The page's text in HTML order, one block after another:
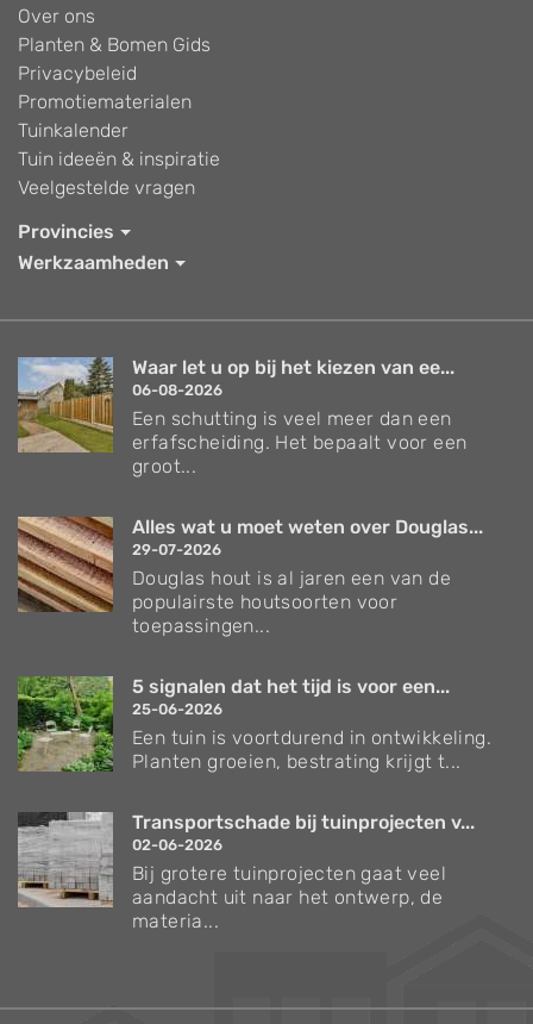
Over ons
Planten & Bomen Gids
Privacybeleid
Promotiematerialen
Tuinkalender
Tuin ideeën & inspiratie
Veelgestelde vragen
Provincies
Werkzaamheden
Waar let u op bij het kiezen van ee...
06-08-2026
Een schutting is veel meer dan een
erfafscheiding. Het bepaalt voor een
groot...
Alles wat u moet weten over Douglas...
29-07-2026
Douglas hout is al jaren een van de
populairste houtsoorten voor
toepassingen...
5 signalen dat het tijd is voor een...
25-06-2026
Een tuin is voortdurend in ontwikkeling.
Planten groeien, bestrating krijgt t...
Transportschade bij tuinprojecten v...
02-06-2026
Bij grotere tuinprojecten gaat veel
aandacht uit naar het ontwerp, de
materia...